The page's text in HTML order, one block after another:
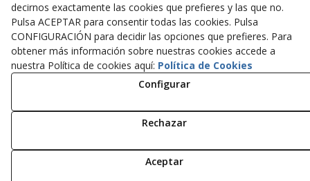
+34 973 75 17 72
inserbo@inserbo.com
Aviso Legal
Política de Privacidad
© 08/2026 Inserbo, S.L. - Todos los derechos reservados.
decirnos exactamente las cookies que prefieres y las que no.
Pulsa ACEPTAR para consentir todas las cookies. Pulsa
CONFIGURACIÓN para decidir las opciones que prefieres. Para
obtener más información sobre nuestras cookies accede a
nuestra Política de cookies aquí: Política de Cookies
Configurar
Rechazar
Aceptar